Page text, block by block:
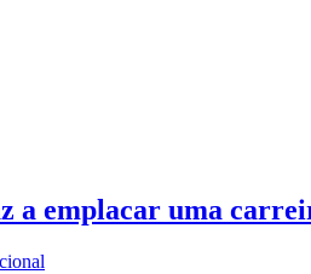
a emplacar uma